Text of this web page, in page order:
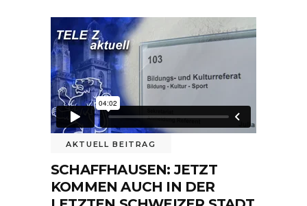
AKTUELL BEITRAG
SCHAFFHAUSEN: JETZT
KOMMEN AUCH IN DER